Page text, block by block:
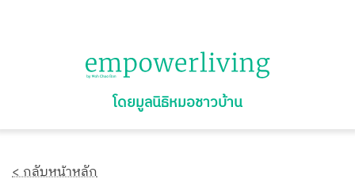
โดยมูลนิธิหมอชาวบ้าน
< กลับหน้าหลัก